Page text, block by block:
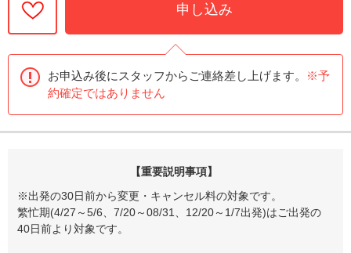
申し込み
お申込み後にスタッフからご連絡差し上げます。
※予
約確定ではありません
【重要説明事項】
※出発の30日前から変更・キャンセル料の対象です。
繁忙期(4/27～5/6、7/20～08/31、12/20～1/7出発)はご出発の
40日前より対象です。